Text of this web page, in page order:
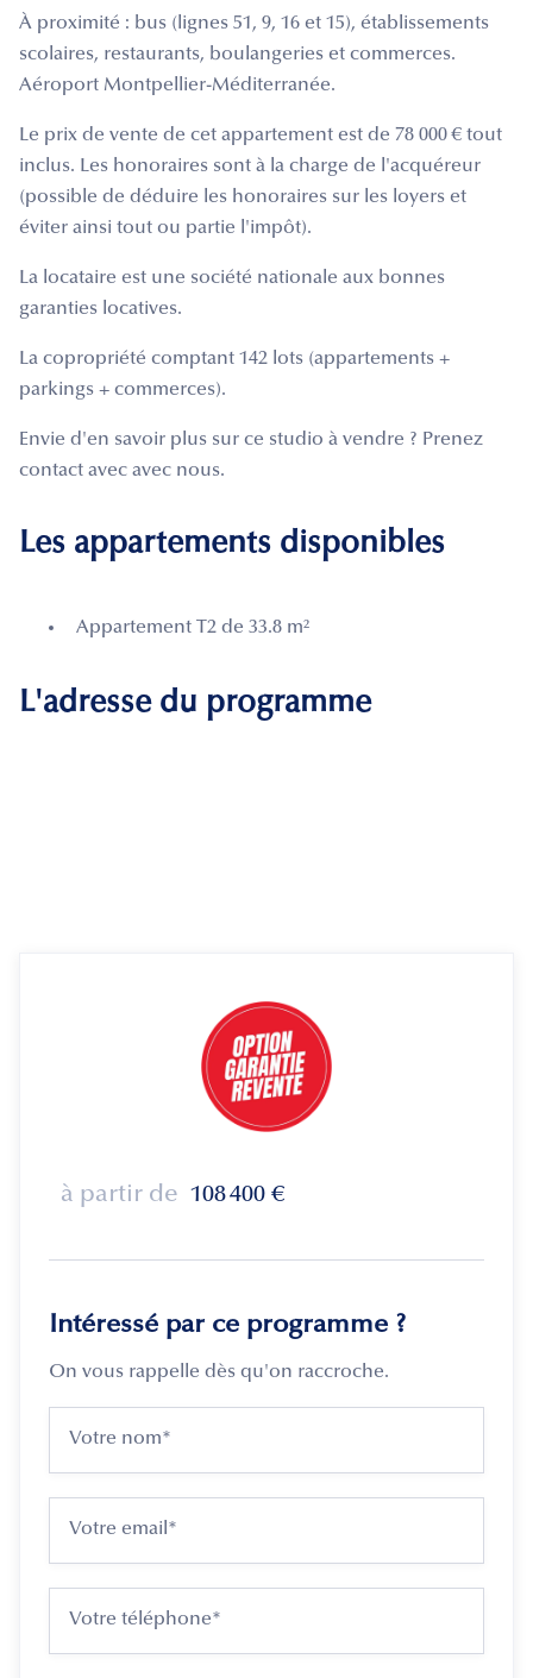
À proximité : bus (lignes 51, 9, 16 et 15), établissements
scolaires, restaurants, boulangeries et commerces.
Aéroport Montpellier-Méditerranée.
Le prix de vente de cet appartement est de 78 000 € tout
inclus. Les honoraires sont à la charge de l'acquéreur
(possible de déduire les honoraires sur les loyers et
éviter ainsi tout ou partie l'impôt).
La locataire est une société nationale aux bonnes
garanties locatives.
La copropriété comptant 142 lots (appartements +
parkings + commerces).
Envie d'en savoir plus sur ce studio à vendre ? Prenez
contact avec avec nous.
Les appartements disponibles
Appartement T2 de 33.8 m²
L'adresse du programme
à partir de 108 400 €
Intéressé par ce programme ?
On vous rappelle dès qu'on raccroche.